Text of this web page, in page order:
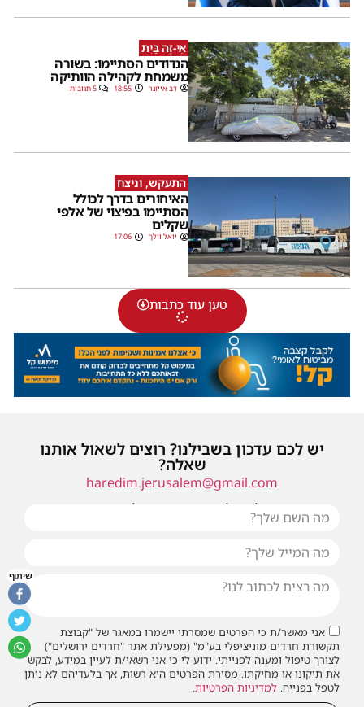
אֵי-זֶה בַּיִת
הנדודים הסתיימו: בשורה
משמחת לקהילה הוותיקה
דב אייזנר 18:55 5 תגובות
התעקש, וניצח
האיחורים בדרך לכולל
הסתיימו בפיצוי של אלפי
שקלים
יואל וולך 17:06
טען עוד כתבות
יש לכם עדכון בשבילנו? רוצים לשאול אותנו
שאלה?
haredim.jerusalem@gmail.com
או שילחו אלינו פנייה ונחזור אליכם בהקדם
אני מאשר/ת כי הפרטים שמסרתי יישמרו במאגר של "קבוצת
תקשורת חרדים מוניציפלי בע"מ" (מפעילת אתר "חרדים ירושלים")
לצורך טיפול ומענה לפנייתי. ידוע לי כי אני רשאי/ת לעיין במידע, לבקש
את תיקונו או מחיקתו. מסירת הפרטים היא רשות, אך בלעדיהם לא ניתן
לטפל בפנייה. למדיניות הפרטיות.
שיתוף